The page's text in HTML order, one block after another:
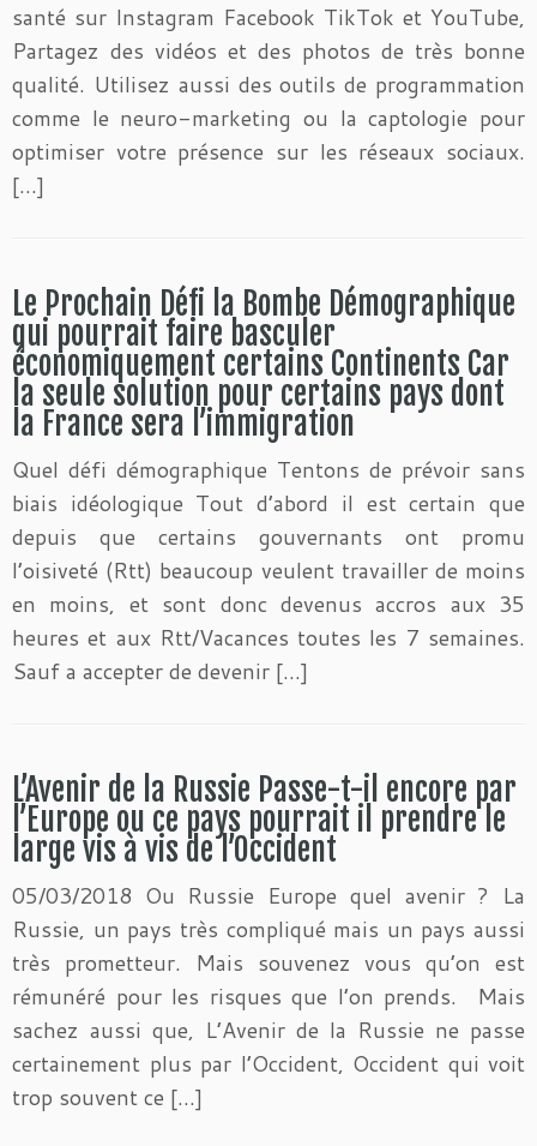
santé sur Instagram Facebook TikTok et YouTube,
Partagez des vidéos et des photos de très bonne
qualité. Utilisez aussi des outils de programmation
comme le neuro-marketing ou la captologie pour
optimiser votre présence sur les réseaux sociaux.
[…]
Le Prochain Défi la Bombe Démographique
qui pourrait faire basculer
économiquement certains Continents Car
la seule solution pour certains pays dont
la France sera l’immigration
Quel défi démographique Tentons de prévoir sans
biais idéologique Tout d’abord il est certain que
depuis que certains gouvernants ont promu
l’oisiveté (Rtt) beaucoup veulent travailler de moins
en moins, et sont donc devenus accros aux 35
heures et aux Rtt/Vacances toutes les 7 semaines.
Sauf a accepter de devenir […]
L’Avenir de la Russie Passe-t-il encore par
l’Europe ou ce pays pourrait il prendre le
large vis à vis de l’Occident
05/03/2018 Ou Russie Europe quel avenir ? La
Russie, un pays très compliqué mais un pays aussi
très prometteur. Mais souvenez vous qu’on est
rémunéré pour les risques que l’on prends. Mais
sachez aussi que, L’Avenir de la Russie ne passe
certainement plus par l’Occident, Occident qui voit
trop souvent ce […]